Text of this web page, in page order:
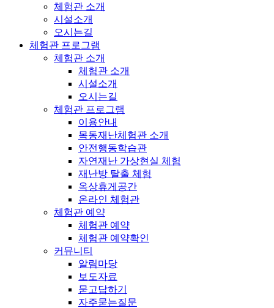
체험관 소개
시설소개
오시는길
체험관 프로그램
체험관 소개
체험관 소개
시설소개
오시는길
체험관 프로그램
이용안내
목동재난체험관 소개
안전행동학습관
자연재난 가상현실 체험
재난방 탈출 체험
옥상휴게공간
온라인 체험관
체험관 예약
체험관 예약
체험관 예약확인
커뮤니티
알림마당
보도자료
묻고답하기
자주묻는질문